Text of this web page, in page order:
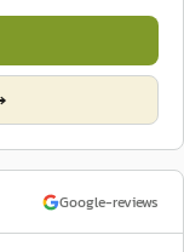
Google-reviews